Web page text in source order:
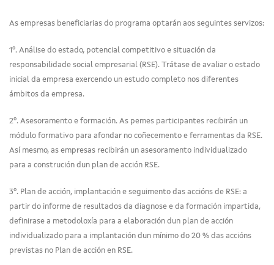
As empresas beneficiarias do programa optarán aos seguintes servizos:
1º. Análise do estado, potencial competitivo e situación da
responsabilidade social empresarial (RSE). Trátase de avaliar o estado
inicial da empresa exercendo un estudo completo nos diferentes
ámbitos da empresa.
2º. Asesoramento e formación. As pemes participantes recibirán un
módulo formativo para afondar no coñecemento e ferramentas da RSE.
Así mesmo, as empresas recibirán un asesoramento individualizado
para a construción dun plan de acción RSE.
3º. Plan de acción, implantación e seguimento das accións de RSE: a
partir do informe de resultados da diagnose e da formación impartida,
definirase a metodoloxía para a elaboración dun plan de acción
individualizado para a implantación dun mínimo do 20 % das accións
previstas no Plan de acción en RSE.